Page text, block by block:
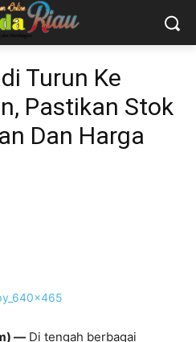
Turun Ke
Pastikan Stok
Dan Harga
— Di tengah berbagai